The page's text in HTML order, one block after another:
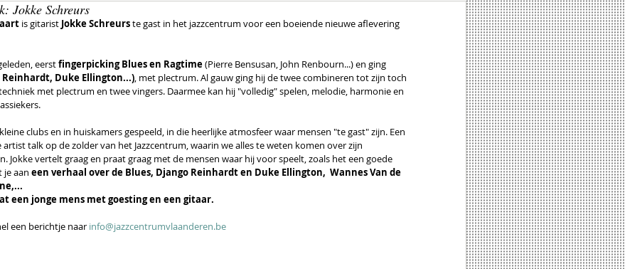
Jokke Schreurs
is gitarist Jokke Schreurs te gast in het jazzcentrum voor een boeiende nieuwe aflevering
eerst fingerpicking Blues en Ragtime (Pierre Bensusan, John Renbourn...) en ging
Reinhardt, Duke Ellington...), met plectrum. Al gauw ging hij de twee combineren tot zijn toch
met plectrum en twee vingers. Daarmee kan hij "volledig" spelen, melodie, harmonie en
clubs en in huiskamers gespeeld, in die heerlijke atmosfeer waar mensen "te gast" zijn. Een
talk op de zolder van het Jazzcentrum, waarin we alles te weten komen over zijn
Jokke vertelt graag en praat graag met de mensen waar hij voor speelt, zoals het een goede
je aan een verhaal over de Blues, Django Reinhardt en Duke Ellington,  Wannes Van de
een jonge mens met goesting en een gitaar.
een berichtje naar info@jazzcentrumvlaanderen.be